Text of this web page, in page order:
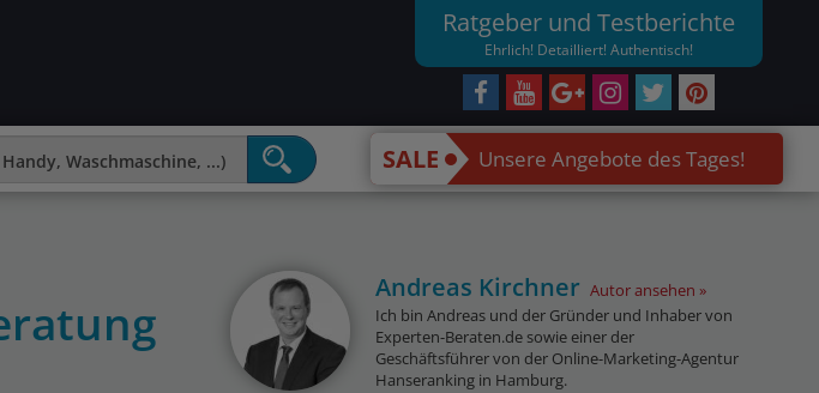
Ratgeber und Testberichte
Ehrlich! Detailliert! Authentisch!
SALE Unsere Angebote des Tages!
Andreas Kirchner Autor ansehen
Ich bin Andreas und der Gründer und Inhaber von
Experten-Beraten.de sowie einer der
Geschäftsführer von der Online-Marketing-Agentur
Hanseranking in Hamburg.